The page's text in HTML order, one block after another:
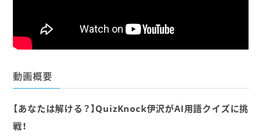
動画概要
【あなたは解ける？】QuizKnock伊沢がAI用語クイズに挑
戦！